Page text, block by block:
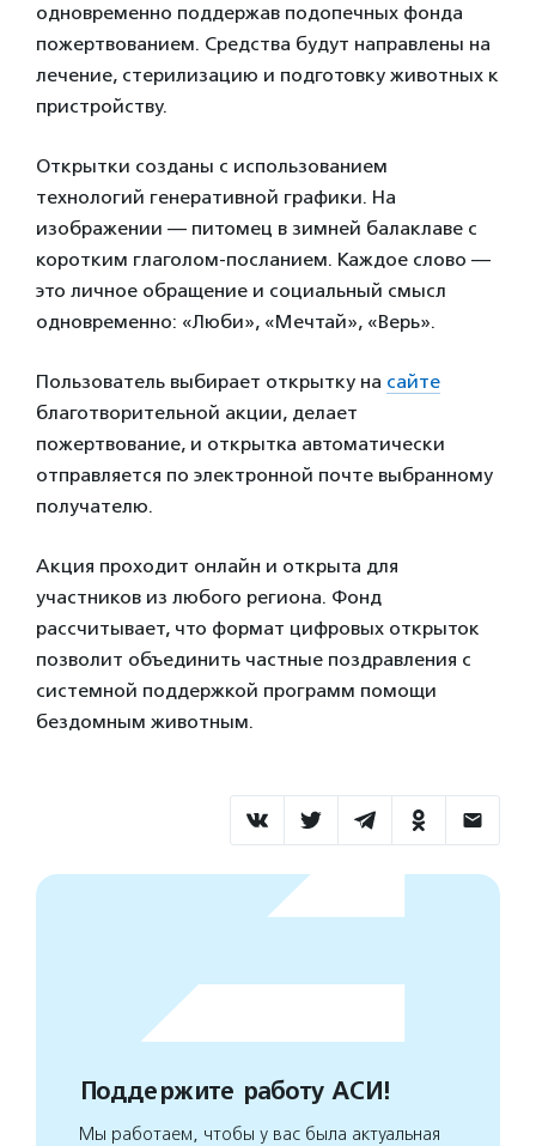
одновременно поддержав подопечных фонда
пожертвованием. Средства будут направлены на
лечение, стерилизацию и подготовку животных к
пристройству.
Открытки созданы с использованием
технологий генеративной графики. На
изображении — питомец в зимней балаклаве с
коротким глаголом-посланием. Каждое слово —
это личное обращение и социальный смысл
одновременно: «Люби», «Мечтай», «Верь».
Пользователь выбирает открытку на сайте
благотворительной акции, делает
пожертвование, и открытка автоматически
отправляется по электронной почте выбранному
получателю.
Акция проходит онлайн и открыта для
участников из любого региона. Фонд
рассчитывает, что формат цифровых открыток
позволит объединить частные поздравления с
системной поддержкой программ помощи
бездомным животным.
Поддержите работу АСИ!
Мы работаем, чтобы у вас была актуальная